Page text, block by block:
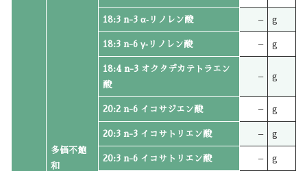
多価不飽
和
18:3 n-3 α‐リノレン酸 – g
18:3 n-6 γ‐リノレン酸 – g
18:4 n-3 オクタデカテトラエン
酸
– g
20:2 n-6 イコサジエン酸 – g
20:3 n-3 イコサトリエン酸 – g
20:3 n-6 イコサトリエン酸 – g